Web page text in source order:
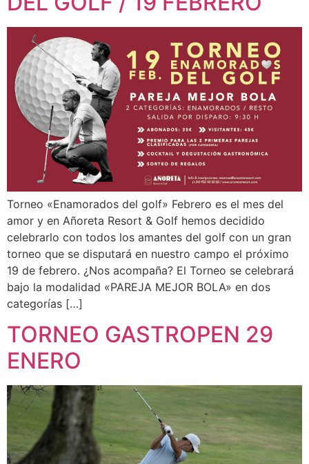
Torneo «Enamorados del golf» Febrero es el mes del
amor y en Añoreta Resort & Golf hemos decidido
celebrarlo con todos los amantes del golf con un gran
torneo que se disputará en nuestro campo el próximo
19 de febrero. ¿Nos acompaña? El Torneo se celebrará
bajo la modalidad «PAREJA MEJOR BOLA» en dos
categorías […]
TORNEO GASTROPEN 29
ENERO